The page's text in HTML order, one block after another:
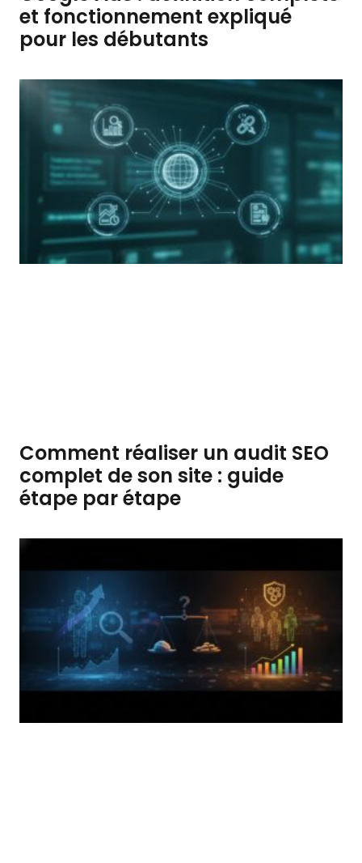
et fonctionnement expliqué
pour les débutants
Comment réaliser un audit SEO
complet de son site : guide
étape par étape